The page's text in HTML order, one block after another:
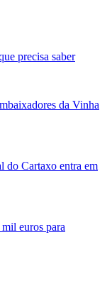
precisa saber
da Vinha
do Cartaxo entra em
euros para